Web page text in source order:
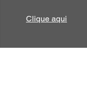
Clique aqui